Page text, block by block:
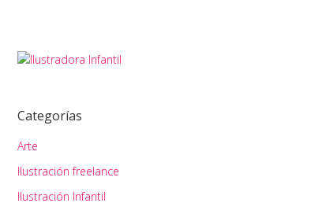
Categorías
Arte
Ilustración freelance
Ilustración Infantil